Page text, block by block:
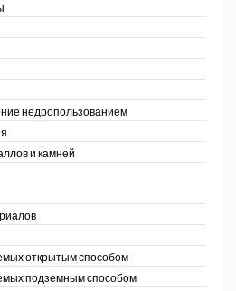
недропользованием
и камней
открытым способом
подземным способом
Стандарт качества
Сфера. Нефть и газ
Уголь
Уголь Кузбасса
Химагрегаты
Электроэнергия. Передача и
распределение